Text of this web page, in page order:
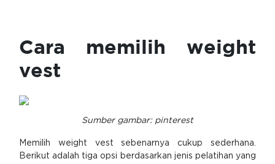
Cara memilih weight
vest
Sumber gambar: pinterest
Memilih weight vest sebenarnya cukup sederhana.
Berikut adalah tiga opsi berdasarkan jenis pelatihan yang